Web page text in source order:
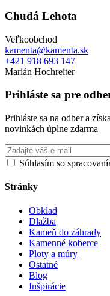
Chudá Lehota
Veľkoobchod
kamenta@kamenta.sk
+421 918 693 147
Marián Hochreiter
Prihláste sa pre
Prihláste sa na odber a
novinkách úplne zdarma
Súhlasím so
Stránky
Obklad
Dlažba
Kameň do záhrady
Kamenné koberce
Ploty a múry
Ostatné
Blog
Inšpirácie